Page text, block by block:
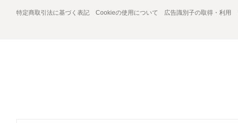
特定商取引法に基づく表記 Cookieの使用について 広告識別子の取得・利用